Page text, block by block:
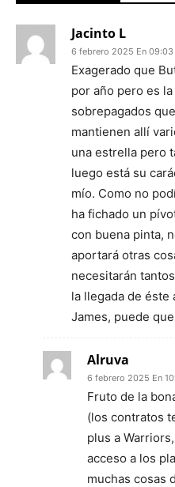
Jacinto L
6 febrero 2025 En 09:03
Exagerado que
por año pero es
sobrepagados
mantienen allí
una estrella pero
luego está su
mío. Como no
ha fichado un
con buena pinta,
aportará otras
necesitarán
la llegada de éste
James, puede
Alruva
6 febrero 2025 En
Fruto de la
(los contratos
plus a
acceso a los
muchas cosas